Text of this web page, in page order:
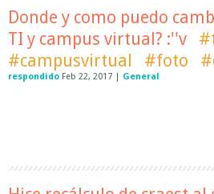
Donde y como puedo
TI y campus virtual? :''v
#campusvirtual
#foto
respondido Feb 22, 2017 | General